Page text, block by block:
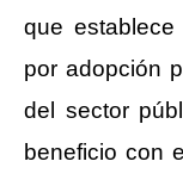
que
por adopción
del sector
beneficio con